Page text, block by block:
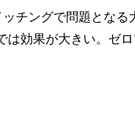
チングで問題とな
効果が大きい。ゼ